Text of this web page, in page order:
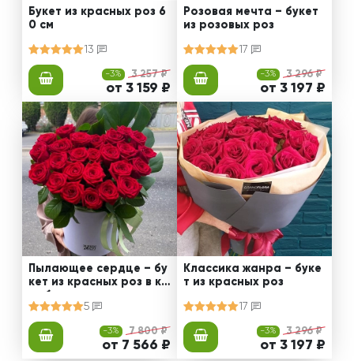
Букет из красных роз 6
0 см
13
-3% 3 257 ₽
от 3 159 ₽
Розовая мечта – букет
из розовых роз
17
-3% 3 296 ₽
от 3 197 ₽
Пылающее сердце – бу
кет из красных роз в ко
робке
5
-3% 7 800 ₽
от 7 566 ₽
Классика жанра – буке
т из красных роз
17
-3% 3 296 ₽
от 3 197 ₽